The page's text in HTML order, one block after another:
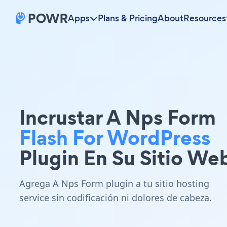
Apps Plans & PricingAboutResources
Incrustar A Nps Form
Flash For WordPress
Plugin En Su Sitio
Agrega A Nps Form plugin a tu sitio hosting
service sin codificación ni dolores de cabeza.